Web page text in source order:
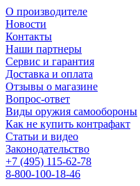
О производителе
Новости
Контакты
Наши партнеры
Сервис и гарантия
Доставка и оплата
Отзывы о магазине
Вопрос-ответ
Виды оружия самообороны
Как не купить контрафакт
Статьи и видео
Законодательство
+7 (495) 115-62-78
8-800-100-18-46